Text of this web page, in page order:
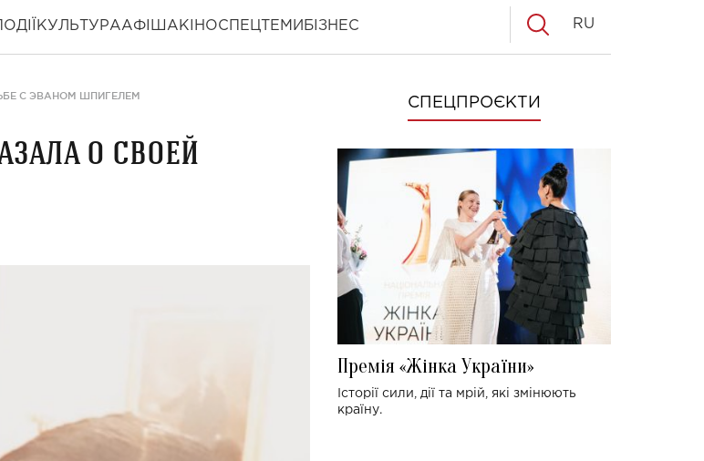
ПОДІЇ КУЛЬТУРААФІША КІНОСПЕЦТЕМИ БІЗНЕС RU
С ЭВАНОМ ШПИГЕЛЕМ
о своей
СПЕЦПРОЄКТИ
Премія «Жінка України»
Історії сили, дії та мрій, які змінюють
країну.